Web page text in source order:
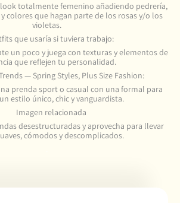
totalmente femenino añadiendo pedrería,
colores que hagan parte de los rosas y/o los
violetas.
un poco y juega con texturas y elementos de
que reflejen tu personalidad.
prenda sport o casual con una formal para
estilo único, chic y vanguardista.
desestructuradas y aprovecha para llevar
cómodos y descomplicados.